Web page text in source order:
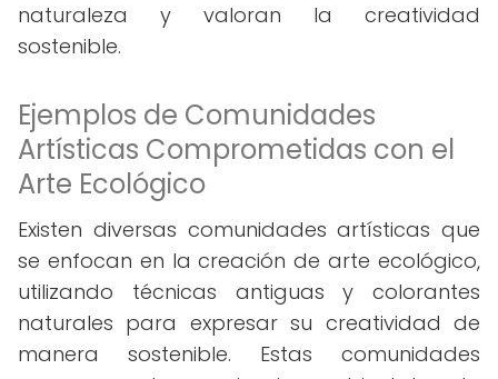
naturaleza y valoran la creatividad
sostenible.
Ejemplos de Comunidades
Artísticas Comprometidas con el
Arte Ecológico
Existen diversas comunidades artísticas que
se enfocan en la creación de arte ecológico,
utilizando técnicas antiguas y colorantes
naturales para expresar su creatividad de
manera sostenible. Estas comunidades